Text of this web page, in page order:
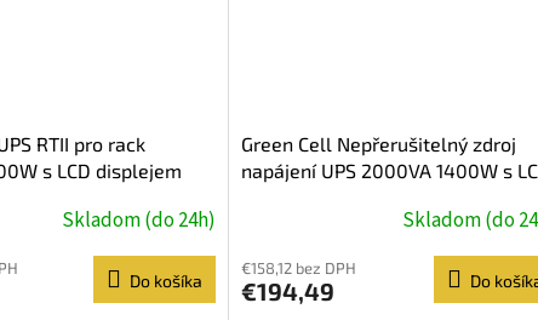
RTII pro rack
s LCD displejem
Skladom (do 24h)
Do košíka
Green Cell Nepřerušitelný zdroj
napájení UPS 2000VA 1400W s
EU | 2x Schuko 2x IEC zásuvky
Skladom (do
€158,12 bez DPH
€194,49 Do